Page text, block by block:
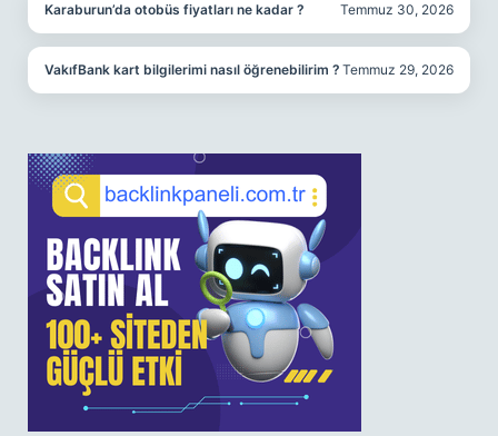
Karaburun’da otobüs fiyatları ne kadar ? Temmuz 30, 2026
VakıfBank kart bilgilerimi nasıl öğrenebilirim ? Temmuz 29, 2026